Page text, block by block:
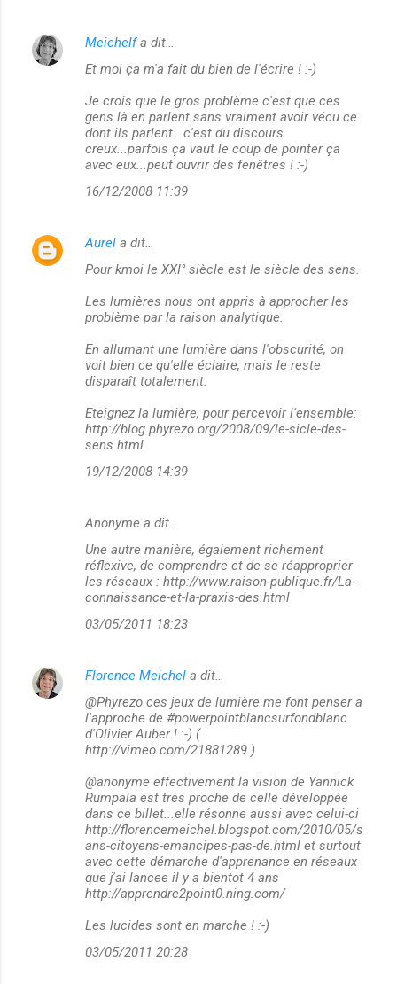
s
Meichelfa dit…
Et moi ça m'a fait du bien de l'écrire ! :-)
Je crois que le gros problème c'est que ces
gens là en parlent sans vraiment avoir vécu ce
dont ils parlent...c'est du discours
creux...parfois ça vaut le coup de pointer ça
avec eux...peut ouvrir des fenêtres ! :-)
16/12/2008 11:39
Aurel a dit…
Pour kmoi le XXI° siècle est le siècle des sens.
Les lumières nous ont appris à approcher les
problème par la raison analytique.
En allumant une lumière dans l'obscurité, on
voit bien ce qu'elle éclaire, mais le reste
disparaît totalement.
Eteignez la lumière, pour percevoir l'ensemble:
http://blog.phyrezo.org/2008/09/le-sicle-des-
sens.html
19/12/2008 14:39
Anonyme a dit…
Une autre manière, également richement
réflexive, de comprendre et de se réapproprier
les réseaux : http://www.raison-publique.fr/La-
connaissance-et-la-praxis-des.html
03/05/2011 18:23
Florence Meichel a dit…
@Phyrezo ces jeux de lumière me font penser a
l'approche de #powerpointblancsurfondblanc
d'Olivier Auber ! :-) (
http://vimeo.com/21881289 )
@anonyme effectivement la vision de Yannick
Rumpala est très proche de celle développée
dans ce billet...elle résonne aussi avec celui-ci
http://florencemeichel.blogspot.com/2010/05/s
ans-citoyens-emancipes-pas-de.html et surtout
avec cette démarche d'apprenance en réseaux
que j'ai lancee il y a bientot 4 ans
http://apprendre2point0.ning.com/
Les lucides sont en marche ! :-)
03/05/2011 20:28